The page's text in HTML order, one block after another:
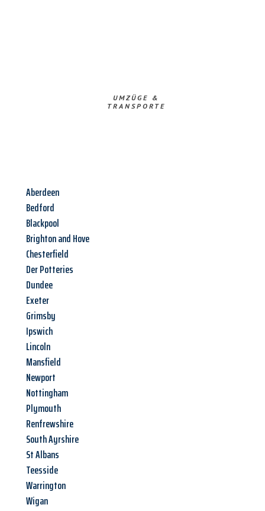
UMZÜGE &
TRANSPORTE
Aberdeen
Bedford
Blackpool
Brighton and Hove
Chesterfield
Der Potteries
Dundee
Exeter
Grimsby
Ipswich
Lincoln
Mansfield
Newport
Nottingham
Plymouth
Renfrewshire
South Ayrshire
St Albans
Teesside
Warrington
Wigan